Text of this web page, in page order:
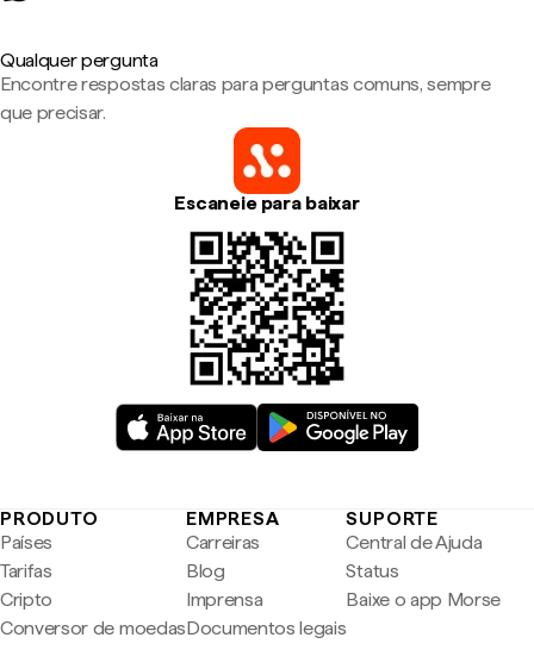
Qualquer pergunta
Encontre respostas claras para perguntas comuns, sempre
que precisar.
Escaneie para baixar
PRODUTO
Países
Tarifas
Cripto
Conversor de moedas
EMPRESA
Carreiras
Blog
Imprensa
Documentos legais
SUPORTE
Central de Ajuda
Status
Baixe o app Morse